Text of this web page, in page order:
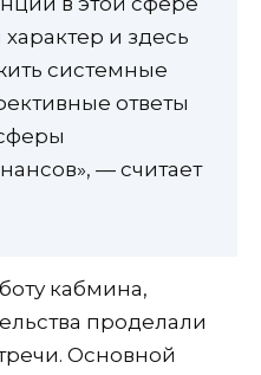
и здесь
системные
ответы
— считает
кабмина,
проделали
Основной